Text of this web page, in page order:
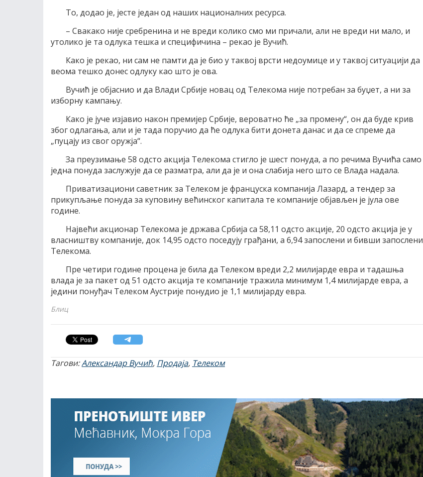
То, додао је, јесте један од наших националних ресурса.
– Свакако није сребренина и не вреди колико смо ми причали, али не вреди ни мало, и
утолико је та одлука тешка и специфичина – рекао је Вучић.
Како је рекао, ни сам не памти да је био у таквој врсти недоумице и у таквој ситуацији да
веома тешко донес одлуку као што је ова.
Вучић је објаснио и да Влади Србије новац од Телекома није потребан за буџет, а ни за
изборну кампању.
Како је јуче изјавио након премијер Србије, вероватно ће „за промену“, он да буде крив
због одлагања, али и је тада поручио да ће одлука бити донета данас и да се спреме да
„пуцају из свог оружја“.
За преузимање 58 одсто акција Телекома стигло је шест понуда, а по речима Вучића само
једна понуда заслужује да се разматра, али да је и она слабија него што се Влада надала.
Приватизациони саветник за Телеком је француска компанија Лазард, а тендер за
прикупљање понуда за куповину већинског капитала те компаније објављен је јула ове
године.
Највећи акционар Телекома је држава Србија са 58,11 одсто акције, 20 одсто акција је у
власништву компаније, док 14,95 одсто поседују грађани, а 6,94 запослени и бивши запослени
Телекома.
Пре четири године процена је била да Телеком вреди 2,2 милијарде евра и тадашња
влада је за пакет од 51 одсто акција те компаније тражила минимум 1,4 милијарде евра, а
једини понуђач Телеком Аустрије понудио је 1,1 милијарду евра.
Блиц
Тагови:Александар Вучић, Продаја, Телеком